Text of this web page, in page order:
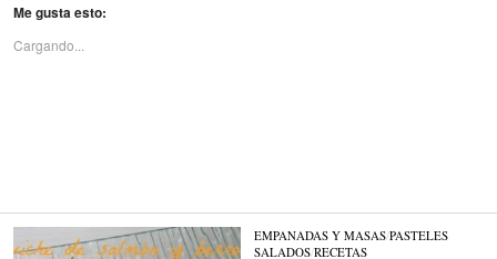
Me gusta esto:
Cargando...
EMPANADAS Y MASAS/PASTELES
SALADOS/RECETAS